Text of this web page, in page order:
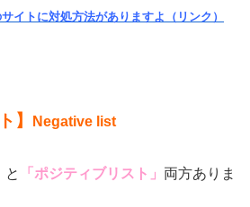
イトに対処方法がありますよ（リンク）
】 Negative list
と 「ポジティブリスト」 両方ありま